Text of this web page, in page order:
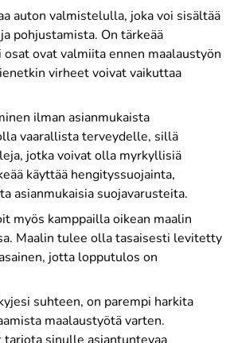
auton valmistelulla, joka voi sisältää
pohjustamista. On tärkeää
ovat valmiita ennen maalaustyön
virheet voivat vaikuttaa
ilman asianmukaista
vaarallista terveydelle, sillä
jotka voivat olla myrkyllisiä
käyttää hengityssuojainta,
asianmukaisia suojavarusteita.
myös kamppailla oikean maalin
Maalin tulee olla tasaisesti levitetty
jotta lopputulos on
suhteen, on parempi harkita
maalaustyötä varten.